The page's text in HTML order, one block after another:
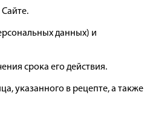
данных) и
срока его действия.
указанного в рецепте, а также